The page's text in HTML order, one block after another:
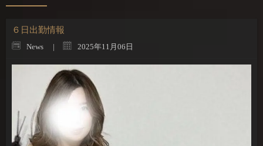
６日出勤情報
News 2025年11月06日